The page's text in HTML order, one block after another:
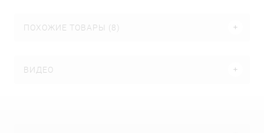
ПОХОЖИЕ ТОВАРЫ (8)
ВИДЕО